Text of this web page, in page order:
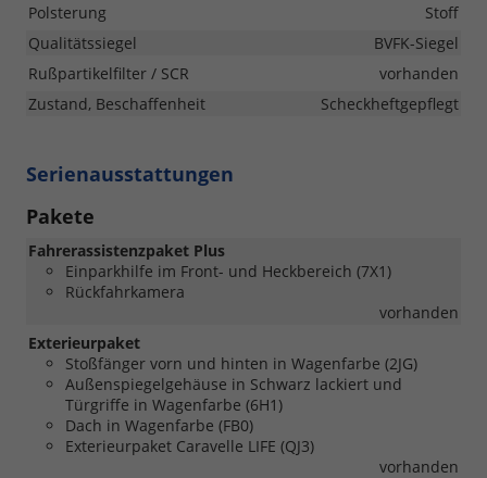
Polsterung
Stoff
Qualitätssiegel
BVFK-Siegel
Rußpartikelfilter / SCR
vorhanden
Zustand, Beschaffenheit
Scheckheftgepflegt
Serienausstattungen
Pakete
Fahrerassistenzpaket Plus
Einparkhilfe im Front- und Heckbereich (7X1)
Rückfahrkamera
vorhanden
Exterieurpaket
Stoßfänger vorn und hinten in Wagenfarbe (2JG)
Außenspiegelgehäuse in Schwarz lackiert und
Türgriffe in Wagenfarbe (6H1)
Dach in Wagenfarbe (FB0)
Exterieurpaket Caravelle LIFE (QJ3)
vorhanden